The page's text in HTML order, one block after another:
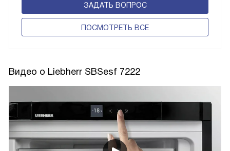
ЗАДАТЬ ВОПРОС
ПОCМОТРЕТЬ ВСЕ
Видео о Liebherr SBSesf 7222